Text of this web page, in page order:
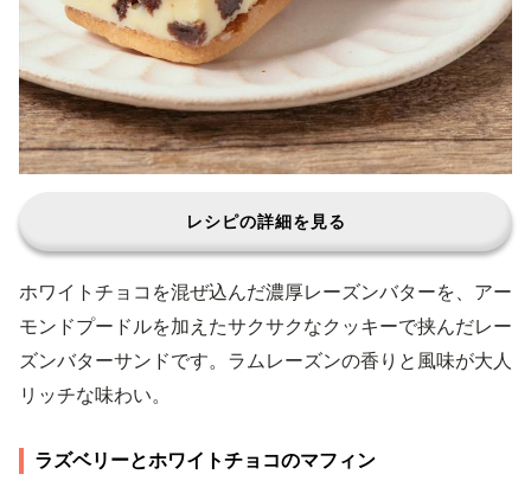
レシピの詳細を見る
ホワイトチョコを混ぜ込んだ濃厚レーズンバターを、アー
モンドプードルを加えたサクサクなクッキーで挟んだレー
ズンバターサンドです。ラムレーズンの香りと風味が大人
リッチな味わい。
ラズベリーとホワイトチョコのマフィン